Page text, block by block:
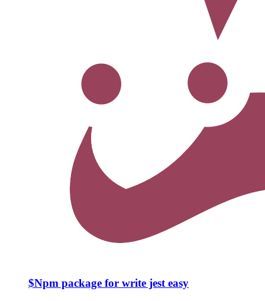
$Npm package for write jest easy